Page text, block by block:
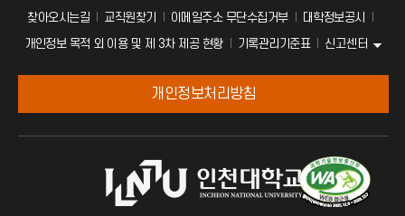
찾아오시는길 교직원찾기 이메일주소 무단수집거부
대학정보공시
개인정보 목적 외 이용 및 제 3차 제공 현황
기록관리기준표 신고센터
개인정보처리방침